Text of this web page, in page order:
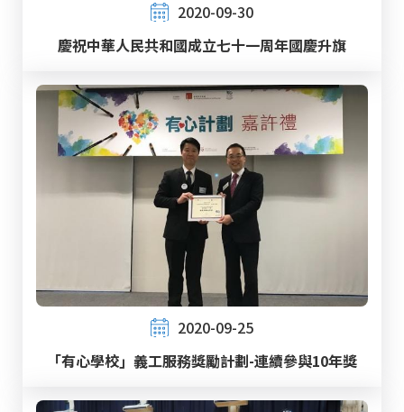
2020-09-30
慶祝中華人民共和國成立七十一周年國慶升旗
2020-09-25
「有心學校」義工服務獎勵計劃-連續參與10年獎